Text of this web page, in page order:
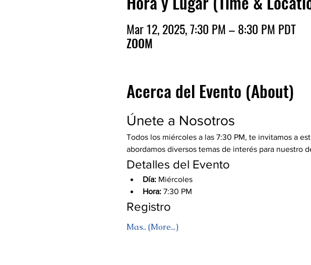
Mar 12, 2025, 7:30 PM – 8:30 PM PDT
ZOOM
Acerca del Evento (About)
Únete a Nosotros
Todos los miércoles a las 7:30 PM, te invitamos a
abordamos diversos temas de interés para nuestro
Detalles del Evento
Día: Miércoles
Hora: 7:30 PM
Registro
Mas.. (More...)